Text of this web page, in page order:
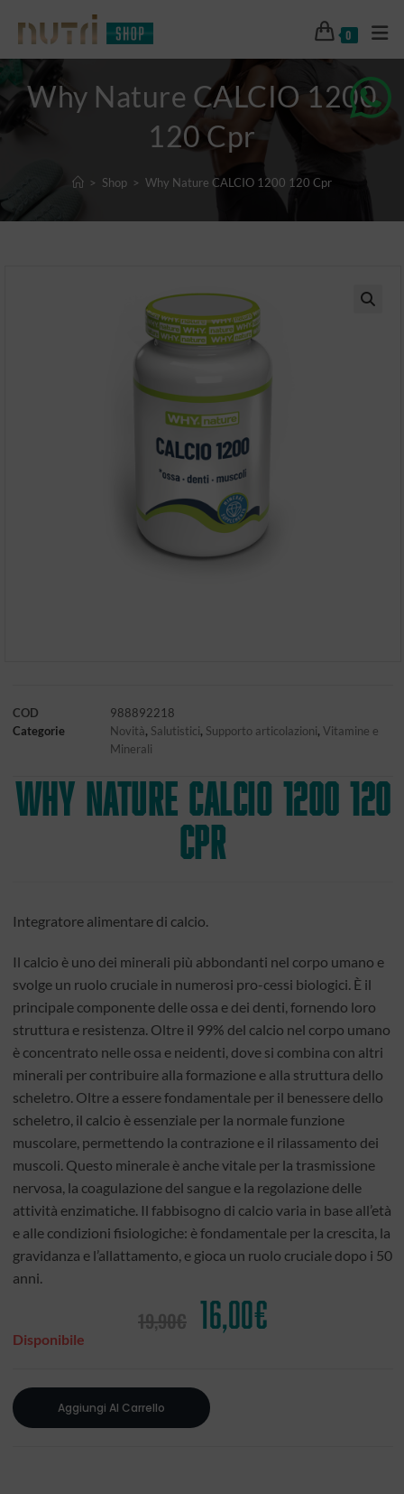
0
Why Nature CALCIO 1200
120 Cpr
> Shop > Why Nature CALCIO 1200 120 Cpr
COD
988892218
Categorie
Novità, Salutistici, Supporto articolazioni,Vitamine e
Minerali
Why Nature CALCIO 1200 120
Cpr
Integratore alimentare di calcio.
Il calcio è uno dei minerali più abbondanti nel corpo umano e
svolge un ruolo cruciale in numerosi pro-cessi biologici. È il
principale componente delle ossa e dei denti, fornendo loro
struttura e resistenza. Oltre il 99% del calcio nel corpo umano
è concentrato nelle ossa e neidenti, dove si combina con altri
minerali per contribuire alla formazione e alla struttura dello
scheletro. Oltre a essere fondamentale per il benessere dello
scheletro, il calcio è essenziale per la normale funzione
muscolare, permettendo la contrazione e il rilassamento dei
muscoli. Questo minerale è anche vitale per la trasmissione
nervosa, la coagulazione del sangue e la regolazione delle
attività enzimatiche. Il fabbisogno di calcio varia in base all’età
e alle condizioni fisiologiche: è fondamentale per la crescita, la
gravidanza e l’allattamento, e gioca un ruolo cruciale dopo i 50
anni.
19,90€ 16,00€
Disponibile
Aggiungi Al Carrello